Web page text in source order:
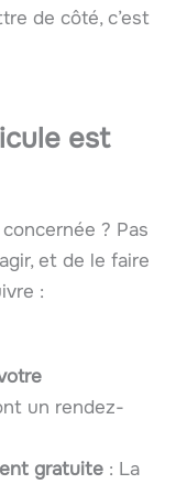
de côté, c’est
est
? Pas
et de le faire
:
un rendez-
gratuite : La